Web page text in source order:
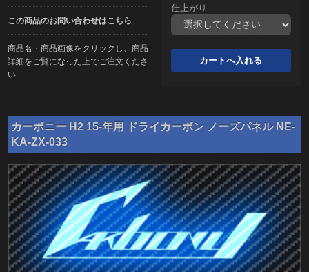
この商品のお問い合わせはこちら
商品名・商品画像をクリックし、商品
詳細をご覧になった上でご注文くださ
い
仕上がり
カーボニー H2 15-年用 ドライカーボン ノーズパネル NE-
KA-ZX-033